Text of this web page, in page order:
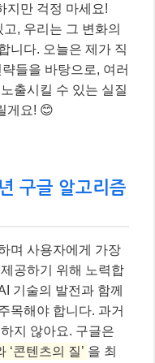
지만 걱정 마세요!
, 우리는 그 변화의
니다. 오늘은 제가 직
들을 바탕으로, 여러
출시킬 수 있는 실질
게요! 😊
구글 알고리즘
며 사용자에게 가장
공하기 위해 노력합
기술의 발전과 함께
목해야 합니다. 과거
지 않아요. 구글은
‘콘텐츠의 질’ 을 최